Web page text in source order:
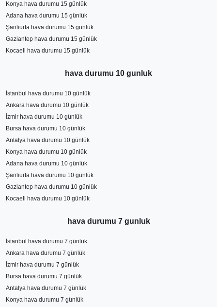
birçok faktörü içerir. Malatya hava durumu 7 günlük
tahminleri, bu web sitesi üzerinden kolayca erişilebilir.
Konya hava durumu 15 günlük
Adana hava durumu 15 günlük
Şanlıurfa hava durumu 15 günlük
Gaziantep hava durumu 15 günlük
Kocaeli hava durumu 15 günlük
hava durumu 10 gunluk
İstanbul hava durumu 10 günlük
Ankara hava durumu 10 günlük
İzmir hava durumu 10 günlük
Bursa hava durumu 10 günlük
Antalya hava durumu 10 günlük
Konya hava durumu 10 günlük
Adana hava durumu 10 günlük
Şanlıurfa hava durumu 10 günlük
Gaziantep hava durumu 10 günlük
Kocaeli hava durumu 10 günlük
hava durumu 7 gunluk
İstanbul hava durumu 7 günlük
Ankara hava durumu 7 günlük
İzmir hava durumu 7 günlük
Bursa hava durumu 7 günlük
Antalya hava durumu 7 günlük
Konya hava durumu 7 günlük